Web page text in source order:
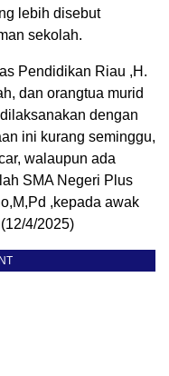
lebih disebut
sekolah.
Pendidikan Riau ,H.
dan orangtua murid
dengan
ini kurang seminggu,
walaupun ada
SMA Negeri Plus
,kepada awak
4/2025)